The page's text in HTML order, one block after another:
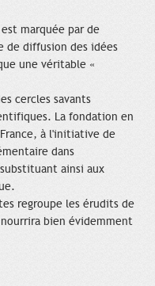
marquée par de
de diffusion des idées
une véritable «
cercles savants
La fondation en
France, à l'initiative de
dans
ainsi aux
regroupe les érudits de
bien évidemment